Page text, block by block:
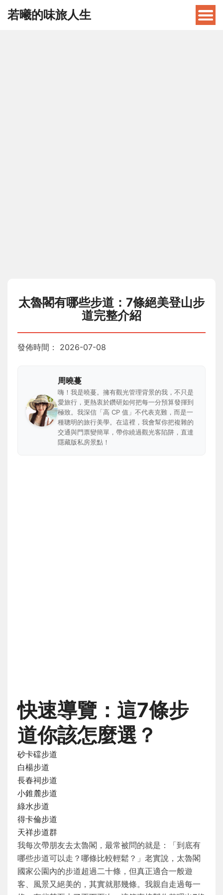
若曦的味旅人生
太魯閣有哪些步道：7條絕美登山步
道完整介紹
發佈時間： 2026-07-08
周曉蔓
嗨！我是曉蔓。擁有觀光管理背景的我，不只是
愛旅行，更熱衷於鑽研如何把每一分預算發揮到
極致。我深信「高 CP 值」不代表克難，而是一
種聰明的旅行美學。在這裡，我會幫你把複雜的
交通與門票變簡單，帶你繞過觀光客陷阱，直達
隱藏版私房景點！
快速導覽：這7條步
道你該怎麼選？
砂卡礑步道
白楊步道
長春祠步道
小錐麓步道
綠水步道
得卡倫步道
天祥步道群
我每次帶朋友去太魯閣，最常被問的就是：「到底有
哪些步道可以走？哪條比較輕鬆？」老實說，太魯閣
國家公園內的步道超過二十條，但真正適合一般遊
客、風景又絕美的，其實就那幾條。我親自走過每一